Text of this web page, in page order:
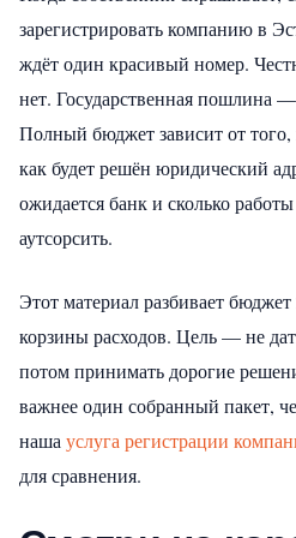
зарегистрировать компанию в
ждёт один красивый номер.
нет. Государственная пошлина —
Полный бюджет зависит от того,
как будет решён юридический
ожидается банк и сколько
аутсорсить.
Этот материал разбивает
корзины расходов. Цель — не
потом принимать дорогие
важнее один собранный пакет,
наша услуга регистрации
для сравнения.